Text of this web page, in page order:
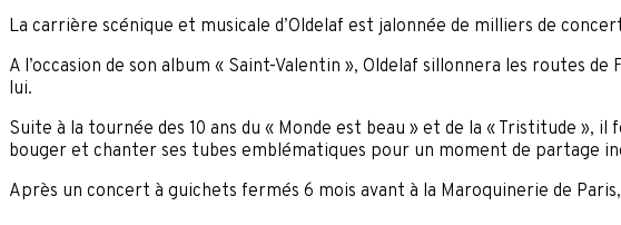
La carrière scénique et musicale d’Oldelaf est jalonnée de milliers de
A l’occasion de son album « Saint-Valentin », Oldelaf sillonnera les routes
lui.
Suite à la tournée des 10 ans du « Monde est beau » et de la « Tristitude »,
bouger et chanter ses tubes emblématiques pour un moment de partage
Après un concert à guichets fermés 6 mois avant à la Maroquinerie de